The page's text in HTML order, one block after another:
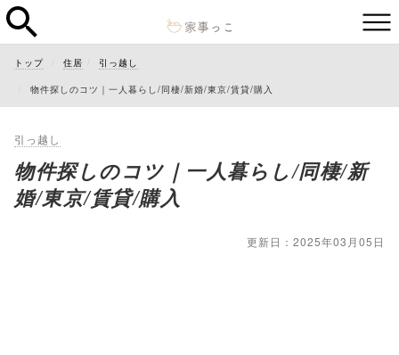
トップ 住居 引っ越し
物件探しのコツ｜一人暮らし/同棲/新婚/東京/賃貸/購入
引っ越し
物件探しのコツ｜一人暮らし/同棲/新
婚/東京/賃貸/購入
更新日：2025年03月05日